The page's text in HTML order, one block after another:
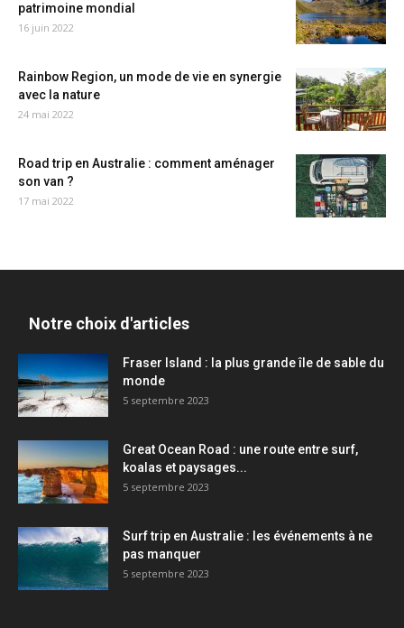
patrimoine mondial
16 juin 2022
Rainbow Region, un mode de vie en synergie
avec la nature
24 mai 2022
Road trip en Australie : comment aménager
son van ?
17 mai 2022
Notre choix d'articles
Fraser Island : la plus grande île de sable du
monde
5 septembre 2023
Great Ocean Road : une route entre surf,
koalas et paysages...
5 septembre 2023
Surf trip en Australie : les événements à ne
pas manquer
5 septembre 2023